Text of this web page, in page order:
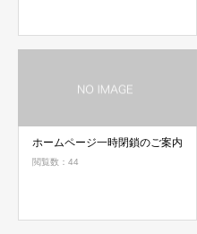
ホームページ一時閉鎖のご案内
閲覧数：44